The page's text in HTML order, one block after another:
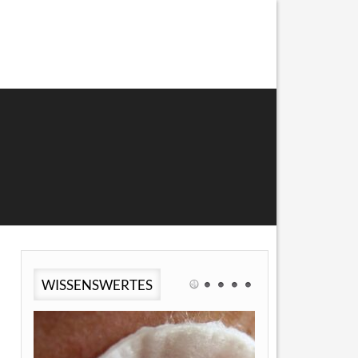
WISSENSWERTES